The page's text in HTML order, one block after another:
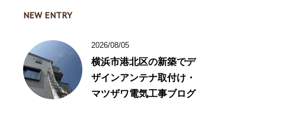
NEW ENTRY
2026/08/05
横浜市港北区の新築でデ
ザインアンテナ取付け・
マツザワ電気工事ブログ